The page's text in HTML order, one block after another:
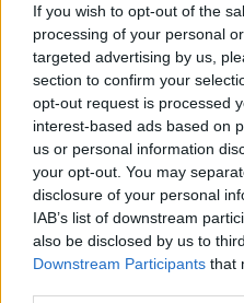
If you wish to opt-out of the
processing of your personal
targeted advertising by us,
section to confirm your
opt-out request is processed
interest-based ads based on
us or personal information
your opt-out. You may
disclosure of your personal
IAB’s list of downstream
also be disclosed by us to
Downstream Participants that
ALTO MILANESE
Primo bilancio
il gruppo
crescita e